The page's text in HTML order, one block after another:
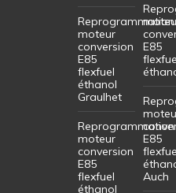
Reprogrammation
moteur
conversion
E85
flexfuel
éthanol
Graulhet
Reprogrammation
moteur
conversion
E85
flexfuel
éthanol
E85
E85
Auch